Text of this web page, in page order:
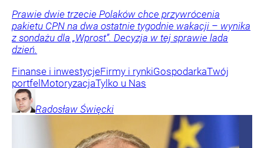
Prawie dwie trzecie Polaków chce przywrócenia
pakietu CPN na dwa ostatnie tygodnie wakacji – wynika
z sondażu dla „Wprost”. Decyzja w tej sprawie lada
dzień.
Finanse i inwestycjeFirmy i rynkiGospodarkaTwój
portfelMotoryzacjaTylko u Nas
Radosław Święcki